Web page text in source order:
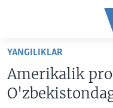
Boshiga
Qidiruvga
o'ting
AMERIKA
YANGILIKLAR
Amerikalik